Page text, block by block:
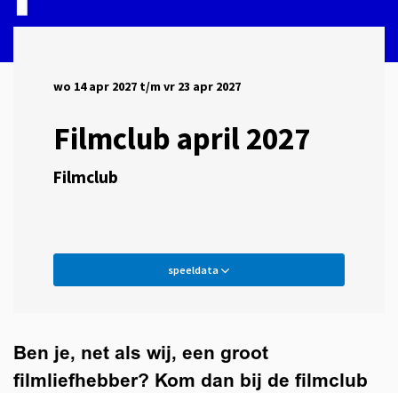
Filmclub april 2027
Filmclub
wo 14 apr 2027 t/mvr 23 apr 2027
speeldata
Ben je, net als wij, een groot
filmliefhebber? Kom dan bij de filmclub